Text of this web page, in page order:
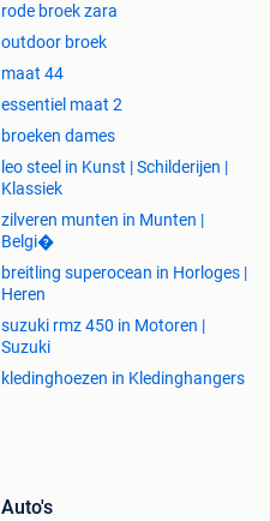
rode broek zara
outdoor broek
maat 44
essentiel maat 2
broeken dames
leo steel in Kunst | Schilderijen |
Klassiek
zilveren munten in Munten |
Belgi�
breitling superocean in Horloges |
Heren
suzuki rmz 450 in Motoren |
Suzuki
kledinghoezen in Kledinghangers
Auto's